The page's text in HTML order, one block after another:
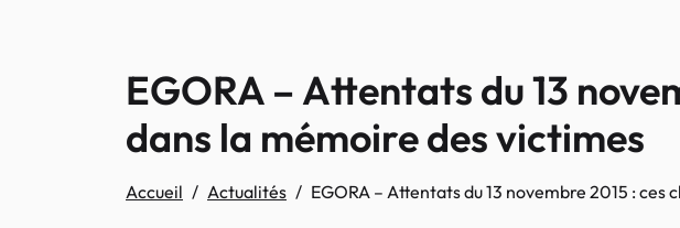
EGORA – Attentats du 13
dans la mémoire des victimes
Accueil Actualités EGORA – Attentats du 13 novembre 2015 :